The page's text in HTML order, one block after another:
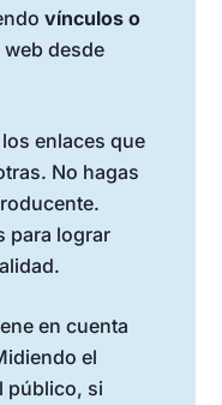
vínculos o
desde
enlaces que
No hagas
para lograr
en cuenta
el
público, si